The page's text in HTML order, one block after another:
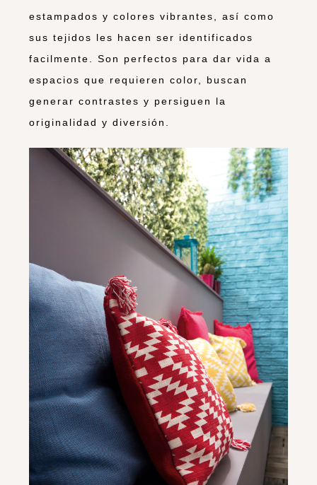
estampados y colores vibrantes, así como
sus tejidos les hacen ser identificados
facilmente. Son perfectos para dar vida a
espacios que requieren color, buscan
generar contrastes y persiguen la
originalidad y diversión.